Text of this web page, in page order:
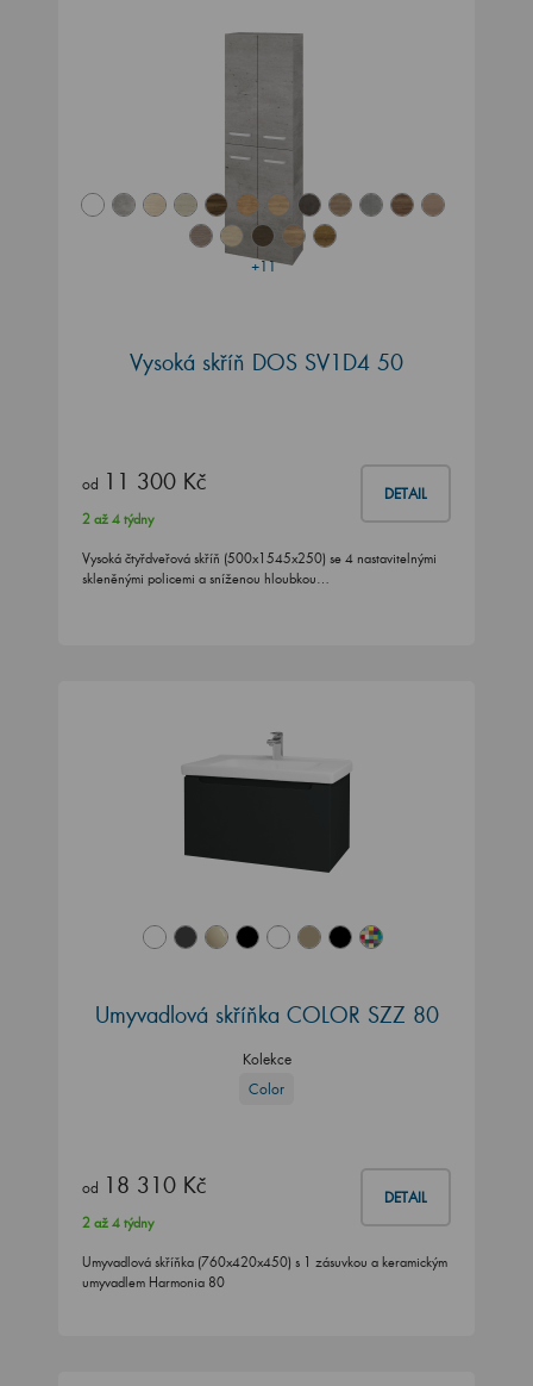
+11
Vysoká skříň DOS SV1D4 50
od 11 300 Kč DETAIL
2 až 4 týdny
Vysoká čtyřdveřová skříň (500x1545x250) se 4 nastavitelnými
skleněnými policemi a sníženou hloubkou…
Umyvadlová skříňka COLOR SZZ 80
Kolekce
Color
od 18 310 Kč DETAIL
2 až 4 týdny
Umyvadlová skříňka (760x420x450) s 1 zásuvkou a keramickým
umyvadlem Harmonia 80